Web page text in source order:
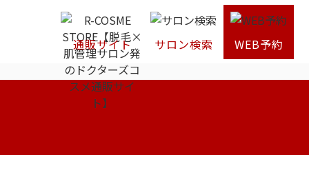
通販サイト サロン検索 WEB予約